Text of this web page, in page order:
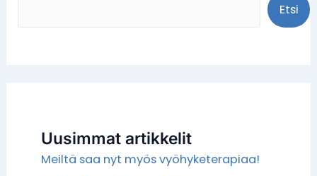
Etsi
Uusimmat artikkelit
Meiltä saa nyt myös vyöhyketerapiaa!